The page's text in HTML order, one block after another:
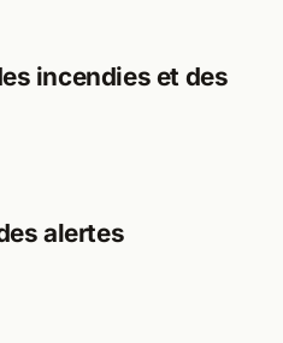
incendies et des
alertes